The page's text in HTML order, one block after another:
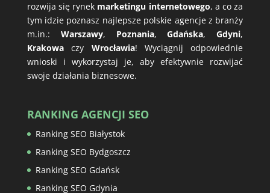
rozwija się rynek marketingu internetowego, a co za
tym idzie poznasz najlepsze polskie agencje z branży
m.in.: Warszawy, Poznania,Gdańska,Gdyni,
Krakowaczy Wrocławia! Wyciągnij odpowiednie
wnioski i wykorzystaj je, aby efektywnie rozwijać
swoje działania biznesowe.
RANKING AGENCJI SEO
Ranking SEO Białystok
Ranking SEO Bydgoszcz
Ranking SEO Gdańsk
Ranking SEO Gdynia